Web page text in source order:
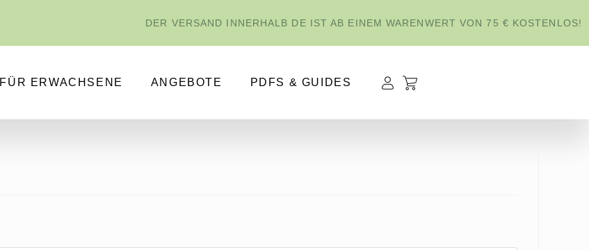
DER VERSAND INNERHALB DE IST AB EINEM WARENWERT VON 75 € KOSTENLOS!
FÜR ERWACHSENE ANGEBOTE PDFS & GUIDES